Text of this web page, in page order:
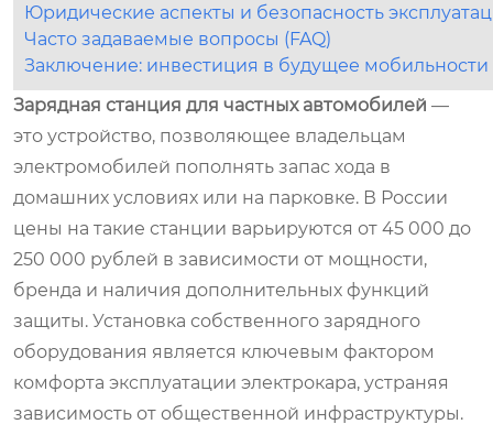
Юридические аспекты и безопасность
Часто задаваемые вопросы (FAQ)
Заключение: инвестиция в будущее мобильности
Зарядная станция для частных автомобилей —
это устройство, позволяющее владельцам
электромобилей пополнять запас хода в
домашних условиях или на парковке. В России
цены на такие станции варьируются от 45 000 до
250 000 рублей в зависимости от мощности,
бренда и наличия дополнительных функций
защиты. Установка собственного зарядного
оборудования является ключевым фактором
комфорта эксплуатации электрокара, устраняя
зависимость от общественной инфраструктуры.